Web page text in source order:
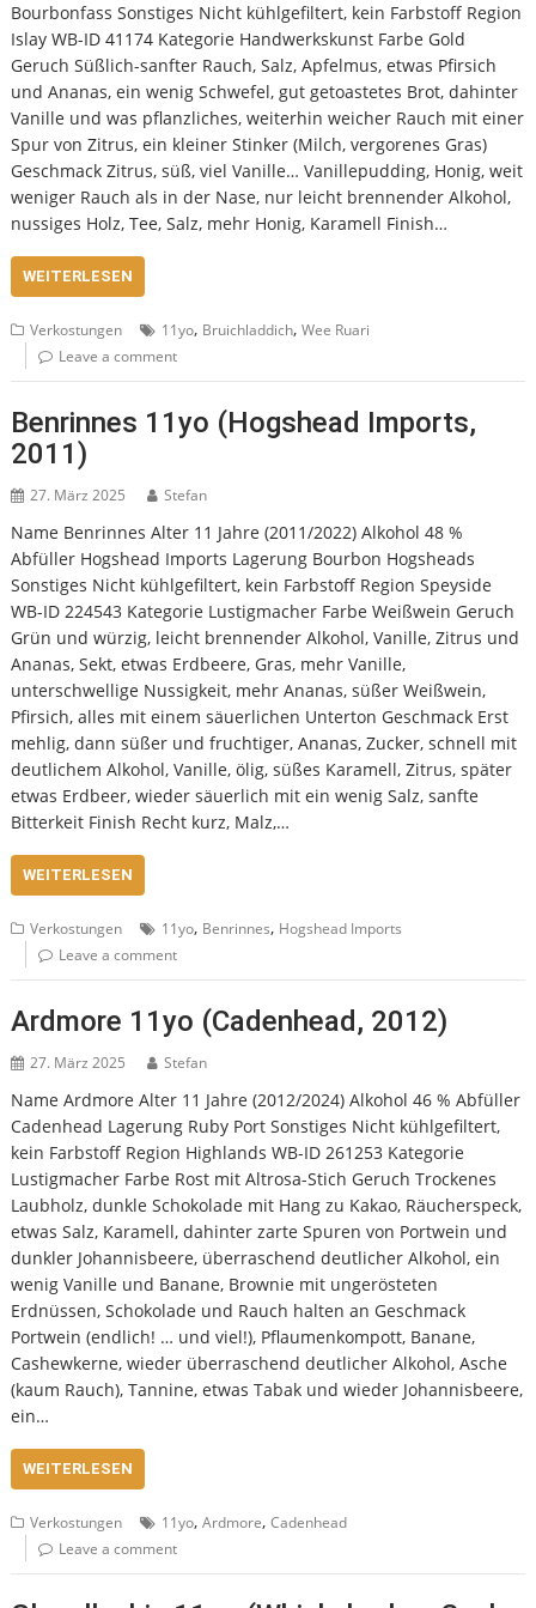
Bourbonfass Sonstiges Nicht kühlgefiltert, kein Farbstoff Region
Islay WB-ID 41174 Kategorie Handwerkskunst Farbe Gold
Geruch Süßlich-sanfter Rauch, Salz, Apfelmus, etwas Pfirsich
und Ananas, ein wenig Schwefel, gut getoastetes Brot, dahinter
Vanille und was pflanzliches, weiterhin weicher Rauch mit einer
Spur von Zitrus, ein kleiner Stinker (Milch, vergorenes Gras)
Geschmack Zitrus, süß, viel Vanille… Vanillepudding, Honig, weit
weniger Rauch als in der Nase, nur leicht brennender Alkohol,
nussiges Holz, Tee, Salz, mehr Honig, Karamell Finish…
WEITERLESEN
Verkostungen 11yo, Bruichladdich,Wee Ruari
Leave a comment
Benrinnes 11yo (Hogshead Imports,
2011)
27. März 2025 Stefan
Name Benrinnes Alter 11 Jahre (2011/2022) Alkohol 48 %
Abfüller Hogshead Imports Lagerung Bourbon Hogsheads
Sonstiges Nicht kühlgefiltert, kein Farbstoff Region Speyside
WB-ID 224543 Kategorie Lustigmacher Farbe Weißwein Geruch
Grün und würzig, leicht brennender Alkohol, Vanille, Zitrus und
Ananas, Sekt, etwas Erdbeere, Gras, mehr Vanille,
unterschwellige Nussigkeit, mehr Ananas, süßer Weißwein,
Pfirsich, alles mit einem säuerlichen Unterton Geschmack Erst
mehlig, dann süßer und fruchtiger, Ananas, Zucker, schnell mit
deutlichem Alkohol, Vanille, ölig, süßes Karamell, Zitrus, später
etwas Erdbeer, wieder säuerlich mit ein wenig Salz, sanfte
Bitterkeit Finish Recht kurz, Malz,…
WEITERLESEN
Verkostungen 11yo, Benrinnes, Hogshead Imports
Leave a comment
Ardmore 11yo (Cadenhead, 2012)
27. März 2025 Stefan
Name Ardmore Alter 11 Jahre (2012/2024) Alkohol 46 % Abfüller
Cadenhead Lagerung Ruby Port Sonstiges Nicht kühlgefiltert,
kein Farbstoff Region Highlands WB-ID 261253 Kategorie
Lustigmacher Farbe Rost mit Altrosa-Stich Geruch Trockenes
Laubholz, dunkle Schokolade mit Hang zu Kakao, Räucherspeck,
etwas Salz, Karamell, dahinter zarte Spuren von Portwein und
dunkler Johannisbeere, überraschend deutlicher Alkohol, ein
wenig Vanille und Banane, Brownie mit ungerösteten
Erdnüssen, Schokolade und Rauch halten an Geschmack
Portwein (endlich! … und viel!), Pflaumenkompott, Banane,
Cashewkerne, wieder überraschend deutlicher Alkohol, Asche
(kaum Rauch), Tannine, etwas Tabak und wieder Johannisbeere,
ein…
WEITERLESEN
Verkostungen 11yo,Ardmore,Cadenhead
Leave a comment